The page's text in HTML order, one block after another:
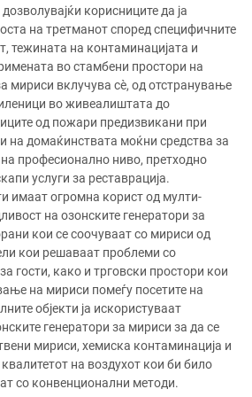
корисниците да ја
на третманот според специфичните
тежината на контаминацијата и
во стамбени простори на
мириси вклучува сè, од отстранување
во живеалиштата до
од пожари предизвикани при
на домаќинствата моќни средства за
професионално ниво, претходно
услуги за реставрација.
имаат огромна корист од мулти-
на озонските генератори за
кои се соочуваат со мириси од
кои решаваат проблеми со
гости, како и трговски простори кои
на мириси помеѓу посетите на
објекти ја искористуваат
генератори за мириси за да се
мириси, хемиска контаминација и
на воздухот кои би било
со конвенционални методи.